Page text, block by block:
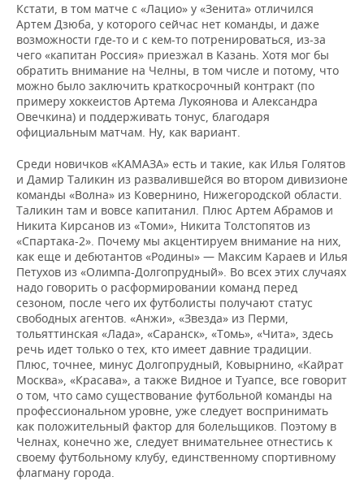
Кстати, в том матче с «Лацио» у «Зенита» отличился
Артем Дзюба, у которого сейчас нет команды, и даже
возможности где-то и с кем-то потренироваться, из-за
чего «капитан Россия» приезжал в Казань. Хотя мог бы
обратить внимание на Челны, в том числе и потому, что
можно было заключить краткосрочный контракт (по
примеру хоккеистов Артема Лукоянова и Александра
Овечкина) и поддерживать тонус, благодаря
официальным матчам. Ну, как вариант.
Среди новичков «КАМАЗА» есть и такие, как Илья Голятов
и Дамир Таликин из развалившейся во втором дивизионе
команды «Волна» из Ковернино, Нижегородской области.
Таликин там и вовсе капитанил. Плюс Артем Абрамов и
Никита Кирсанов из «Томи», Никита Толстопятов из
«Спартака-2». Почему мы акцентируем внимание на них,
как еще и дебютантов «Родины» — Максим Караев и Илья
Петухов из «Олимпа-Долгопрудный». Во всех этих случаях
надо говорить о расформировании команд перед
сезоном, после чего их футболисты получают статус
свободных агентов. «Анжи», «Звезда» из Перми,
тольяттинская «Лада», «Саранск», «Томь», «Чита», здесь
речь идет только о тех, кто имеет давние традиции.
Плюс, точнее, минус Долгопрудный, Ковырнино, «Кайрат
Москва», «Красава», а также Видное и Туапсе, все говорит
о том, что само существование футбольной команды на
профессиональном уровне, уже следует воспринимать
как положительный фактор для болельщиков. Поэтому в
Челнах, конечно же, следует внимательнее отнестись к
своему футбольному клубу, единственному спортивному
флагману города.